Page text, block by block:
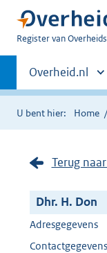
U
Register van
Primaire
navigatie
Andere
sites
binnen
Overheid.nl
U bent hier: Home
Terug
Dhr. H. Don
Adresgegevens
Contactgegevens